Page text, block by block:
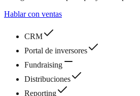
Hablar con ventas
CRM
Portal de inversores
Fundraising
Distribuciones
Reporting